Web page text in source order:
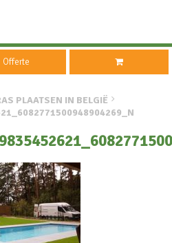
Offerte
PLAATSEN IN BELGIË